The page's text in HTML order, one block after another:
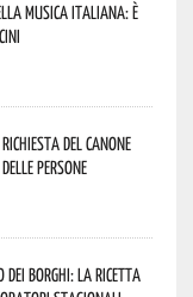
musica italiana: è
del canone
persone
dei borghi: la ricetta